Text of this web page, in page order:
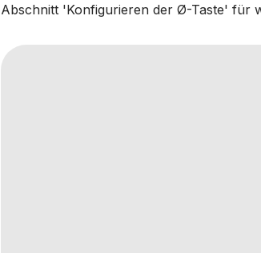
Abschnitt 'Konfigurieren der Ø-Taste' für